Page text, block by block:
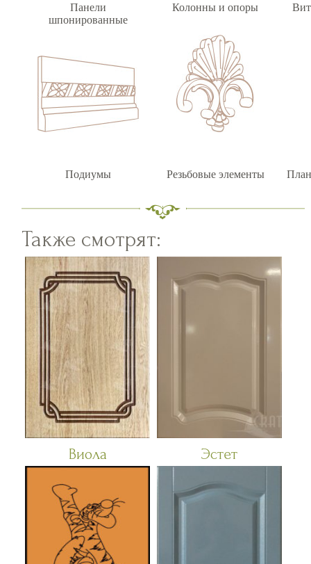
Панели
шпонированные
Колонны и опоры
Подиумы Резьбовые элементы
Также смотрят:
Виола Эстет